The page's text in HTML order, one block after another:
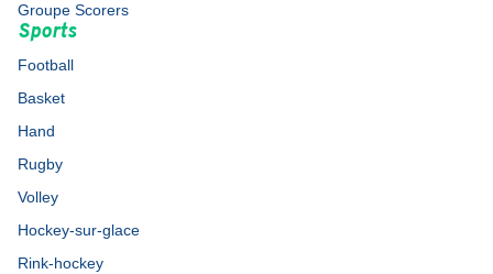
Groupe Scorers
Sports
Football
Basket
Hand
Rugby
Volley
Hockey-sur-glace
Rink-hockey